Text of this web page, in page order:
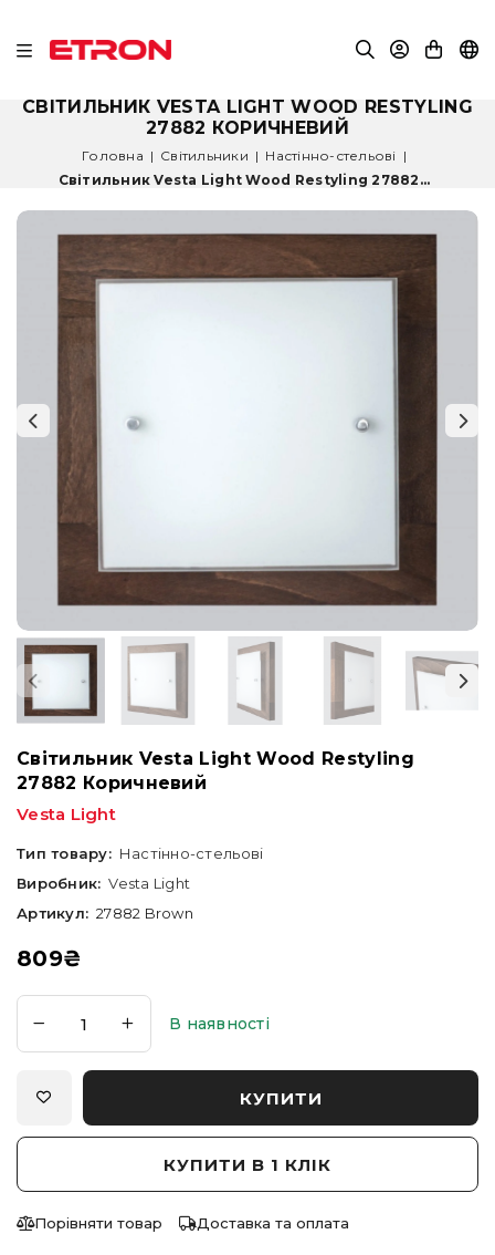
СВІТИЛЬНИК VESTA LIGHT WOOD RESTYLING
27882 КОРИЧНЕВИЙ
Головна | Світильники | Настінно-стельові |
Світильник Vesta Light Wood Restyling 27882...
Світильник Vesta Light Wood Restyling
27882 Коричневий
Vesta Light
Тип товару: Настінно-стельові
Виробник: Vesta Light
Артикул: 27882 Brown
809₴
В наявності
КУПИТИ
КУПИТИ В 1 КЛІК
Порівняти товар Доставка та оплата